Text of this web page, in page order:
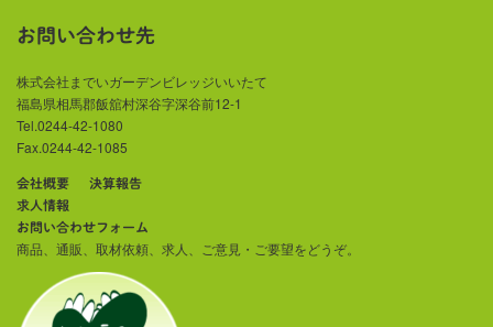
お問い合わせ先
株式会社までいガーデンビレッジいいたて
福島県相馬郡飯舘村深谷字深谷前12-1
Tel.0244-42-1080
Fax.0244-42-1085
会社概要
決算報告
求人情報
お問い合わせフォーム
商品、通販、取材依頼、求人、ご意見・ご要望をどうぞ。